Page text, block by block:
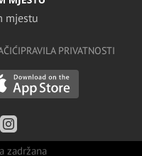
mjestu
PRAVILA PRIVATNOSTI
zadržana